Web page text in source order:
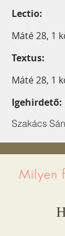
Lectio:
Máté 28, 1
Textus:
Máté 28, 1
Igehirdető:
Szakács
Milyen